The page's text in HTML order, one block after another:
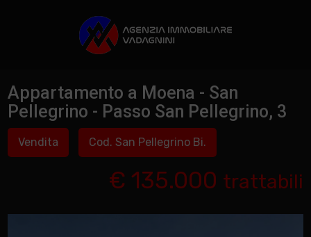
Appartamento a Moena - San
Pellegrino - Passo San Pellegrino, 3
Vendita Cod. San Pellegrino Bi.
€ 135.000 trattabili